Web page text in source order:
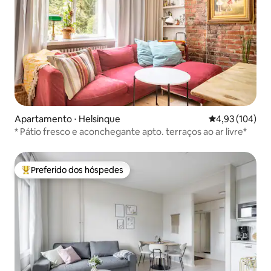
Apartamento ⋅ Helsinque 4,93 de uma
4,93 (104)
* Pátio fresco e aconchegante apto. terraços ao ar livre*
Entre os melhores preferidos dos hóspedes
Preferido dos hóspedes